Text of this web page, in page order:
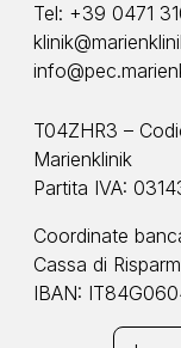
Tel: +39 0471
T04ZHR3 –
Marienklinik
Partita IVA:
Coordinate
Cassa di
IBAN: